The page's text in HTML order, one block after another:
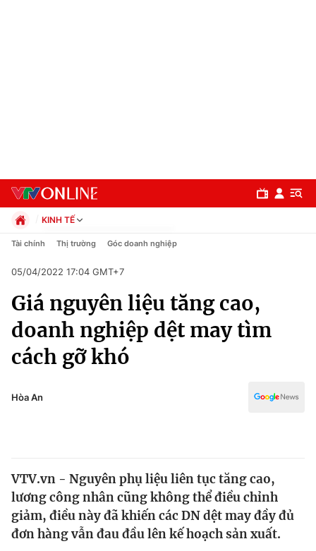
Chuyên mục
Chính trị
Xã hội
Pháp luật
Thế giới
Tin tức
Thế giới đó đây
Kinh tế
KINH TẾ
Chính trị
Pháp luật
Kinh tế
Thể thao
Truyền hình
Văn hóa - Giải trí
Y tế
Tài chính Thị trường Góc doanh nghiệp
05/04/2022 17:04 GMT+7
Giá nguyên liệu tăng cao,
doanh nghiệp dệt may tìm
cách gỡ khó
Hòa An
VTV.vn - Nguyên phụ liệu liên tục tăng cao,
lương công nhân cũng không thể điều chỉnh
giảm, điều này đã khiến các DN dệt may đầy đủ
đơn hàng vẫn đau đầu lên kế hoạch sản xuất.